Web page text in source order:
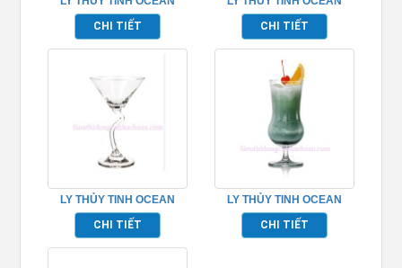
SALSA HI BALL
TP_1B19212
CHI TIẾT
SALSA FLUTE
CHAMPAGNE TP_1521F06
CHI TIẾT
LY THỦY TINH OCEAN
SALSA COCKTAIL
TP_1521C07
CHI TIẾT
LY THỦY TINH OCEAN
CUBA HURRICANE
TP_1522H16
CHI TIẾT